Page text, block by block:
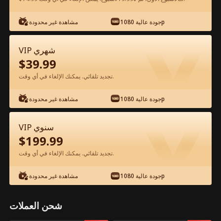
شاهد مجانًا في التطبيق
الحلقة 28 - في ظلال عرش المافيا الفيلم
كامل
مشاهدة غير محدودة جودة عالية 1080p
VIP شهري
$39.99
تجديد تلقائي. يمكنك الإلغاء في أي وقت.
مشاهدة غير محدودة جودة عالية 1080p
VIP سنوي
$199.99
تجديد تلقائي. يمكنك الإلغاء في أي وقت.
مشاهدة غير محدودة جودة عالية 1080p
شحن العملات